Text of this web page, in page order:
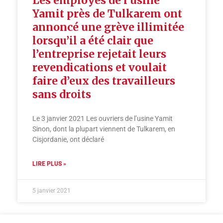
Yamit près de Tulkarem ont
annoncé une grève illimitée
lorsqu’il a été clair que
l’entreprise rejetait leurs
revendications et voulait
faire d’eux des travailleurs
sans droits
Le 3 janvier 2021 Les ouvriers de l’usine Yamit
Sinon, dont la plupart viennent de Tulkarem, en
Cisjordanie, ont déclaré
LIRE PLUS »
5 janvier 2021